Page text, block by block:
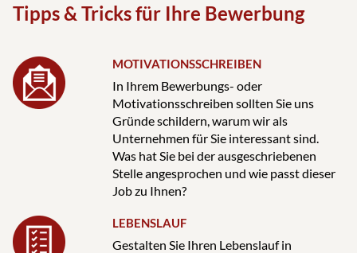
Tipps & Tricks für Ihre Bewerbung
MOTIVATIONSSCHREIBEN
In Ihrem Bewerbungs- oder
Motivationsschreiben sollten Sie uns
Gründe schildern, warum wir als
Unternehmen für Sie interessant sind.
Was hat Sie bei der ausgeschriebenen
Stelle angesprochen und wie passt dieser
Job zu Ihnen?
LEBENSLAUF
Gestalten Sie Ihren Lebenslauf in